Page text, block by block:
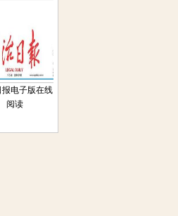
子版在线
阅读
法治日报遗失声明公